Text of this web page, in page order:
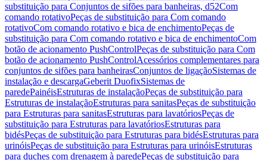
substituição para Conjuntos de sifões para banheiras, d52Com
comando rotativoPeças de substituição para Com comando
rotativoCom comando rotativo e bica de enchimentoPeças de
substituição para Com comando rotativo e bica de enchimentoCom
botão de acionamento PushControlPeças de substituição para Com
botão de acionamento PushControlAcessórios complementares para
conjuntos de sifões para banheirasConjuntos de ligaçãoSistemas de
instalação e descargaGeberit DuofixSistemas de
paredePainéisEstruturas de instalaçãoPeças de substituição para
Estruturas de instalaçãoEstruturas para sanitasPeças de substituição
para Estruturas para sanitasEstruturas para lavatóriosPeças de
substituição para Estruturas para lavatóriosEstruturas para
bidésPeças de substituição para Estruturas para bidésEstruturas para
urinóisPeças de substituição para Estruturas para urinóisEstruturas
para duches com drenagem à paredePeças de substituição para